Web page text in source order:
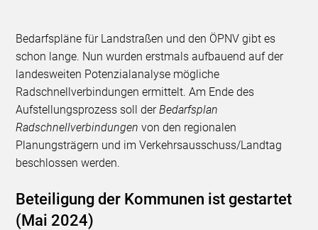
Bedarfspläne für Landstraßen und den ÖPNV gibt es
schon lange. Nun wurden erstmals aufbauend auf der
landesweiten Potenzialanalyse mögliche
Radschnellverbindungen ermittelt. Am Ende des
Aufstellungsprozess soll derBedarfsplan
Radschnellverbindungenvon den regionalen
Planungsträgern und im Verkehrsausschuss/Landtag
beschlossen werden.
Beteiligung der Kommunen ist gestartet
(Mai 2024)